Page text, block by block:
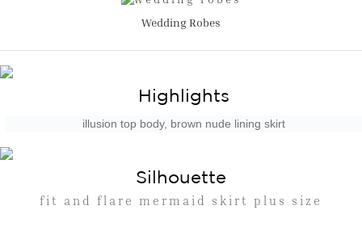
Wedding Robes
Highlights
illusion top body, brown nude lining skirt
Silhouette
fit and flare mermaid skirt plus size